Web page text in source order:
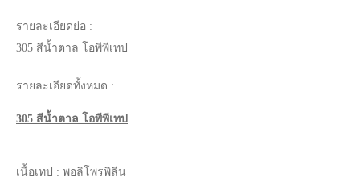
รายละเอียดย่อ :
305 สีน้ำตาล โอพีพีเทป
รายละเอียดทั้งหมด :
305 สีน้ำตาล โอพีพีเทป
เนื้อเทป : พอลิโพรพิลีน